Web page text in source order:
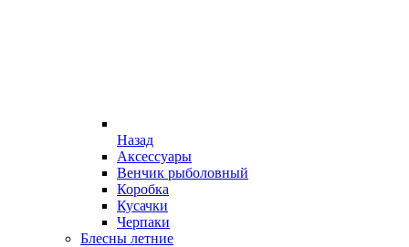
Назад
Аксессуары
Венчик рыболовный
Коробка
Кусачки
Черпаки
Блесны летние